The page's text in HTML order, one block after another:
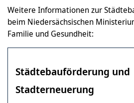
Weitere Informationen zur
beim Niedersächsischen
Familie und Gesundheit:
Städtebauförderung und
Stadterneuerung